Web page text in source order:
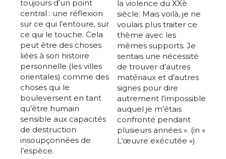
toujours d’un point
central : une réflexion
sur ce qui l’entoure, sur
ce qui le touche. Cela
peut être des choses
liées à son histoire
personnelle (les villes
orientales) comme des
choses qui le
bouleversent en tant
qu’être humain
sensible aux capacités
de destruction
insoupçonnées de
l’espèce.
la violence du XXè
siècle. Mais voilà, je ne
voulais plus traiter ce
thème avec les
mêmes supports. Je
sentais une nécessité
de trouver d’autres
matériaux et d’autres
signes pour dire
autrement l’impossible
auquel je m’étais
confronté pendant
plusieurs années ». (in «
L’œuvre exécutée »)